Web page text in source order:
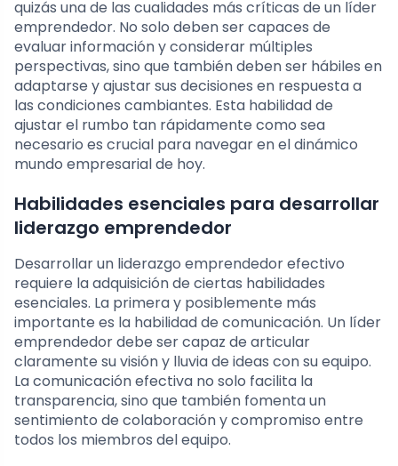
quizás una de las cualidades más críticas de un líder
emprendedor. No solo deben ser capaces de
evaluar información y considerar múltiples
perspectivas, sino que también deben ser hábiles en
adaptarse y ajustar sus decisiones en respuesta a
las condiciones cambiantes. Esta habilidad de
ajustar el rumbo tan rápidamente como sea
necesario es crucial para navegar en el dinámico
mundo empresarial de hoy.
Habilidades esenciales para desarrollar
liderazgo emprendedor
Desarrollar un liderazgo emprendedor efectivo
requiere la adquisición de ciertas habilidades
esenciales. La primera y posiblemente más
importante es la habilidad de comunicación. Un líder
emprendedor debe ser capaz de articular
claramente su visión y lluvia de ideas con su equipo.
La comunicación efectiva no solo facilita la
transparencia, sino que también fomenta un
sentimiento de colaboración y compromiso entre
todos los miembros del equipo.